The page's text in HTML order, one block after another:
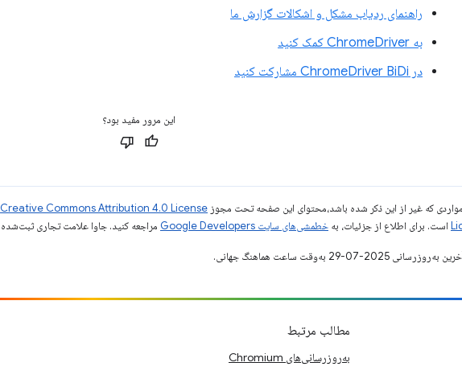
راهنمای ردیاب مشکل و اشکالات گزارش ما
به ChromeDriver کمک کنید
در ChromeDriver BiDi مشارکت کنید
این مرور مفید بود؟
که غیر از این ذکر شده باشد،‌محتوای این صفحه تحت مجوز Creative Commons Attribution 4.0 License
است. برای اطلاع از جزئیات، به خطمشی‌های سایت Google Developers‏ مراجعه کنید. جاوا علامت تجاری ثبت‌شده Oracle و/یا شرکت‌های وابسته به آن است.
2025-07-29 به‌وقت ساعت هماهنگ جهانی.
مطالب مرتبط
به‌روزرسانی‌های Chromium